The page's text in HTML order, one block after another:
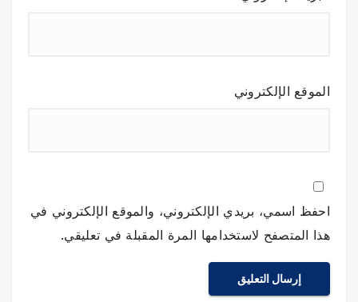
الموقع الإلكتروني
احفظ اسمي، بريدي الإلكتروني، والموقع الإلكتروني في
هذا المتصفح لاستخدامها المرة المقبلة في تعليقي.